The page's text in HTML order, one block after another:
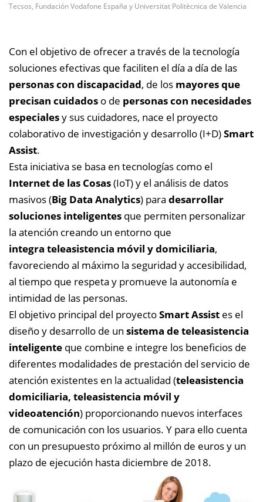
Tecsos, Fundación Vodafone España y Universitat Politècnica de Valencia
Con el objetivo de ofrecer a través de la tecnología
soluciones efectivas que faciliten el día a día de las
personas con discapacidad, de los mayores que
precisan cuidados o de personas con necesidades
especialesy sus cuidadores, nace el proyecto
colaborativo de investigación y desarrollo (I+D)Smart
Assist.
Esta iniciativa se basa en tecnologías como el
Internet de las Cosas(IoT) y el análisis de datos
masivos (Big Data Analytics) para desarrollar
soluciones inteligentes que permiten personalizar
la atención creando un entorno que
integra teleasistencia móvil y domiciliaria,
favoreciendo al máximo la seguridad y accesibilidad,
al tiempo que respeta y promueve la autonomía e
intimidad de las personas.
El objetivo principal del proyectoSmart Assist es el
diseño y desarrollo de un sistema de teleasistencia
inteligente que combine e integre los beneficios de
diferentes modalidades de prestación del servicio de
atención existentes en la actualidad (teleasistencia
domiciliaria, teleasistencia móvil y
videoatención) proporcionando nuevos interfaces
de comunicación con los usuarios. Y para ello cuenta
con un presupuesto próximo al millón de euros y un
plazo de ejecución hasta diciembre de 2018.